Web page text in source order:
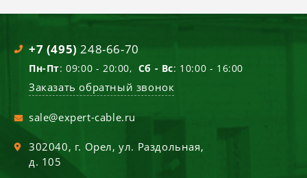
+7 (495) 248-66-70
Пн-Пт: 09:00 - 20:00, Сб - Вс: 10:00 - 16:00
Заказать обратный звонок
sale@expert-cable.ru
302040, г. Орел,ул. Раздольная,
д. 105